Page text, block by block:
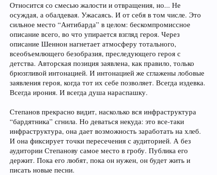
Относится со смесью жалости и отвращения, но... Не
осуждая, а обалдевая. Ужасаясь. И от себя в том числе. Это
сильное место “Антибарда” в целом: бескомпромиссное
описание всего, во что упирается взгляд героя. Через
описание Шеннон нагнетает атмосферу тотального,
всеобъемлющего безобразия, преследующего героя с
детства. Авторская позиция заявлена, как правило, только
брюзгливой интонацией. И интонацией же сглажены лобовые
заявления героя, когда тот их себе позволяет. Всегда издевка.
Всегда ирония. И всегда душа нараспашку.
Степанов прекрасно видит, насколько вся инфраструктура
“бардятника” сгнила. Но деваться некуда: это все-таки
инфраструктура, она дает возможность заработать на хлеб.
И она фиксирует точки пересечения с аудиторией. А без
аудитории Степанову самое место в гробу. Публика его
держит. Пока его любят, пока он нужен, он будет жить и
писать новые песни.